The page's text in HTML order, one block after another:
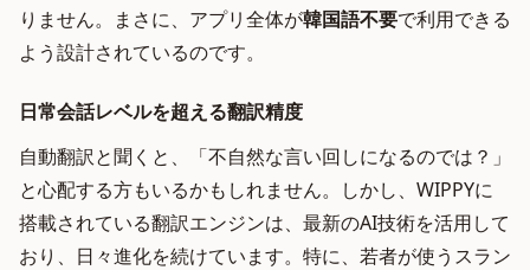
りません。まさに、アプリ全体が韓国語不要で利用できる
よう設計されているのです。
日常会話レベルを超える翻訳精度
自動翻訳と聞くと、「不自然な言い回しになるのでは？」
と心配する方もいるかもしれません。しかし、WIPPYに
搭載されている翻訳エンジンは、最新のAI技術を活用して
おり、日々進化を続けています。特に、若者が使うスラン